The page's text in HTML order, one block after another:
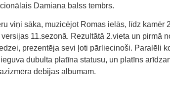
Damiana balss tembrs.
viņi sāka, muzicējot Romas ielās, līdz kamēr
versijas 11.sezonā. Rezultātā 2.vieta un pirmā
prezentēja sevi ļoti pārliecinoši. Paralēli
dubulta platīna statusu, un platīns
debijas albumam.